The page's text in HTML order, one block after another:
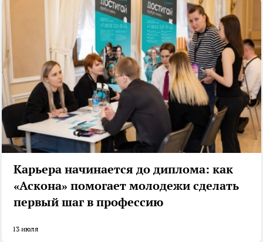
Карьера начинается до диплома: как
«Аскона» помогает молодежи сделать
первый шаг в профессию
13 июля